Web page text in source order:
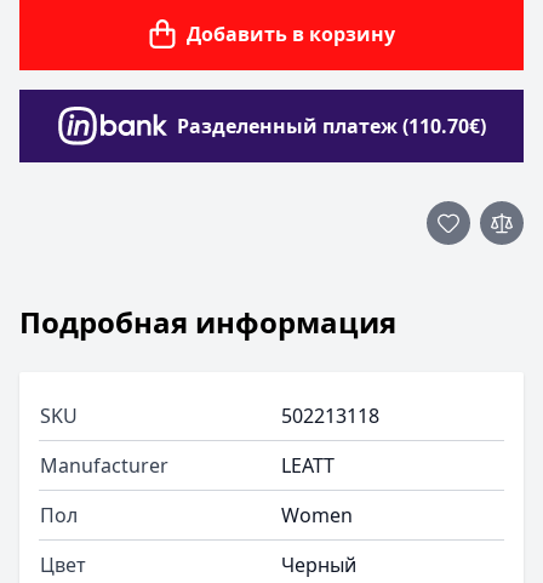
Добавить в корзину
Разделенный платеж (110.70€)
Подробная информация
SKU
502213118
Manufacturer
LEATT
Пол
Women
Цвет
Черный